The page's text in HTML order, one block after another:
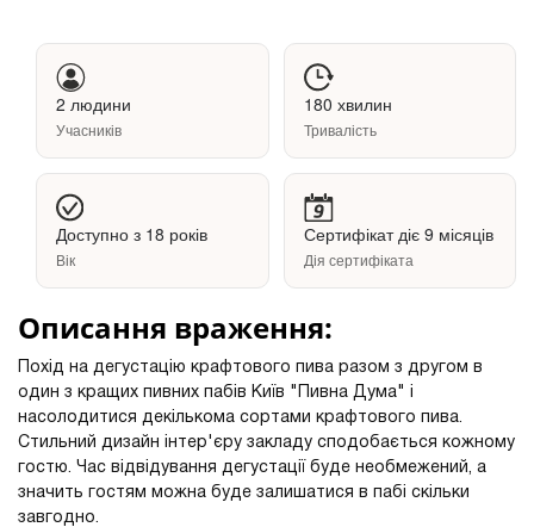
2 людини
Учасників
180 хвилин
Тривалість
Доступно з 18 років
Вік
Сертифікат діє 9 місяців
Дія сертифіката
Описання враження:
Похід на дегустацію крафтового пива разом з другом в
один з кращих пивних пабів Київ "Пивна Дума" і
насолодитися декількома сортами крафтового пива.
Стильний дизайн інтер'єру закладу сподобається кожному
гостю. Час відвідування дегустації буде необмежений, а
значить гостям можна буде залишатися в пабі скільки
завгодно.